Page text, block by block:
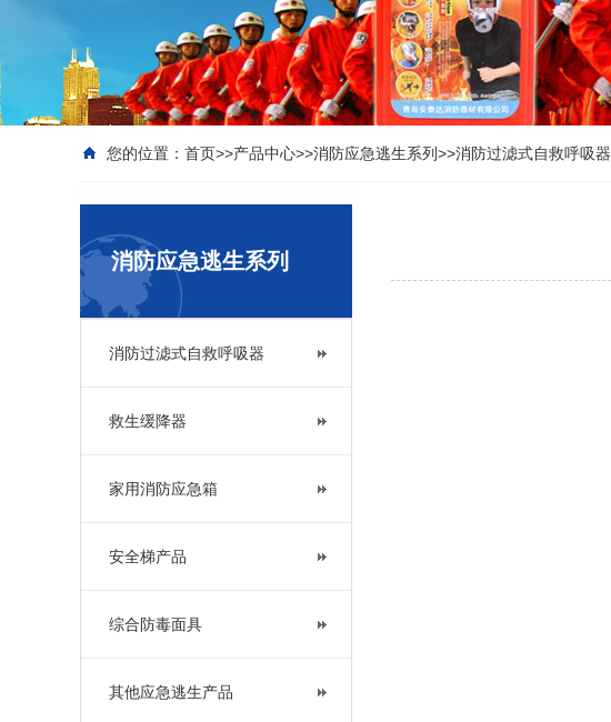
您的位置： 首页>>产品中心>>消防应急逃生系列>>消防过滤式自救呼吸器
消防应急逃生系列
消防过滤式自救呼吸器
救生缓降器
家用消防应急箱
安全梯产品
综合防毒面具
其他应急逃生产品